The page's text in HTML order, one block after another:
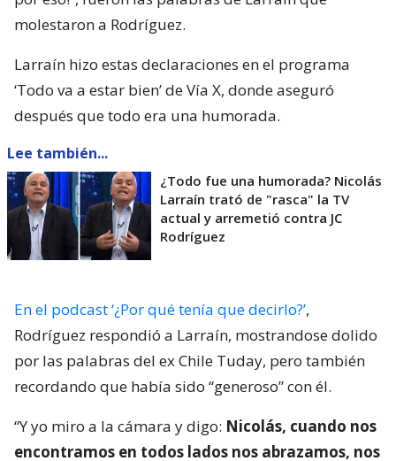
molestaron a Rodríguez.
Larraín hizo estas declaraciones en el programa
‘Todo va a estar bien’ de Vía X, donde aseguró
después que todo era una humorada.
Lee también...
¿Todo fue una humorada? Nicolás
Larraín trató de "rasca" la TV
actual y arremetió contra JC
Rodríguez
En el podcast ‘¿Por qué tenía que decirlo?’,
Rodríguez respondió a Larraín, mostrandose dolido
por las palabras del ex Chile Tuday, pero también
recordando que había sido “generoso” con él.
“Y yo miro a la cámara y digo: Nicolás, cuando nos
encontramos en todos lados nos abrazamos, nos